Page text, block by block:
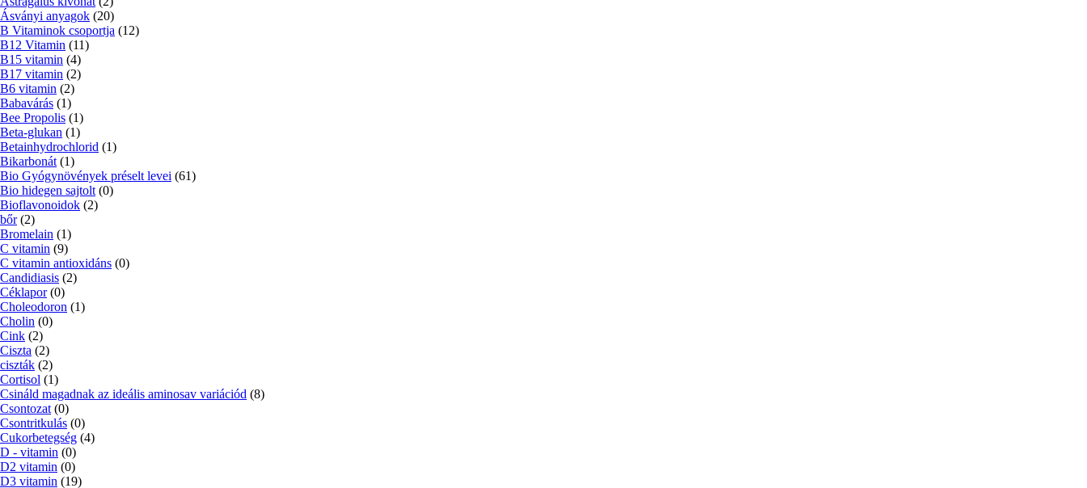
Ásványi anyagok (20)
B Vitaminok csoportja (12)
B12 Vitamin (11)
B15 vitamin (4)
B17 vitamin (2)
B6 vitamin (2)
Babavárás (1)
Bee Propolis (1)
Beta-glukan (1)
Betainhydrochlorid (1)
Bikarbonát (1)
Bio Gyógynövények préselt levei (61)
Bio hidegen sajtolt (0)
Bioflavonoidok (2)
bőr (2)
Bromelain (1)
C vitamin (9)
C vitamin antioxidáns (0)
Candidiasis (2)
Céklapor (0)
Choleodoron (1)
Cholin (0)
Cink (2)
Ciszta (2)
ciszták (2)
Cortisol (1)
Csináld magadnak az ideális aminosav variációd (8)
Csontozat (0)
Csontritkulás (0)
Cukorbetegség (4)
D - vitamin (0)
D2 vitamin (0)
D3 vitamin (19)